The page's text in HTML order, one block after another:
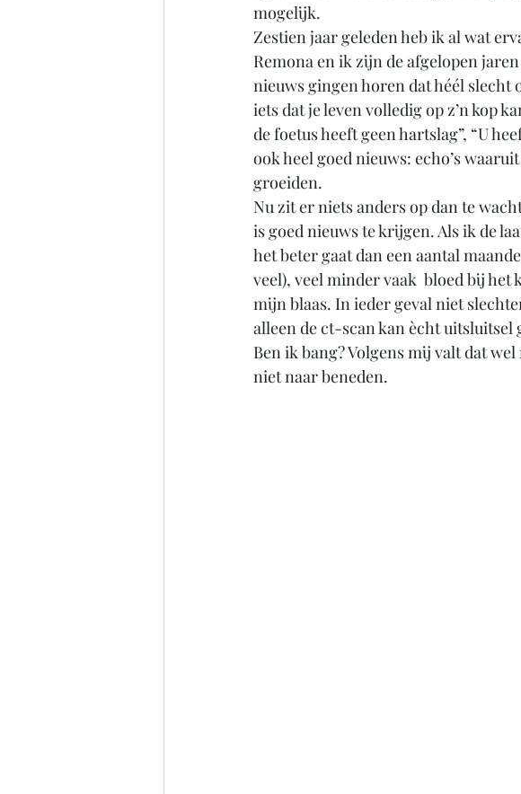
mogelijk.
Zestien jaar geleden heb ik al wat
Remona en ik zijn de afgelopen
nieuws gingen horen dat héél slecht
iets dat je leven volledig op z’n kop
de foetus heeft geen hartslag”, “U
ook heel goed nieuws: echo’s
groeiden.
Nu zit er niets anders op dan te
is goed nieuws te krijgen. Als ik de
het beter gaat dan een aantal
veel), veel minder vaak  bloed bij
mijn blaas. In ieder geval niet
alleen de ct-scan kan ècht uitsluitsel
Ben ik bang? Volgens mij valt dat
niet naar beneden.